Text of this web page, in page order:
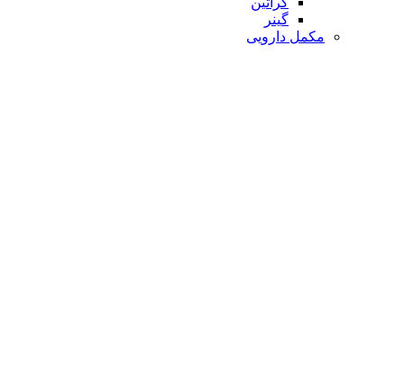
گینر
مکمل دارویی